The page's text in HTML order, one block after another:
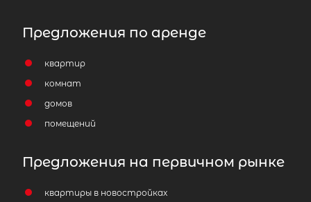
Предложения по аренде
квартир
комнат
домов
помещений
Предложения на первичном рынке
квартиры в новостройках